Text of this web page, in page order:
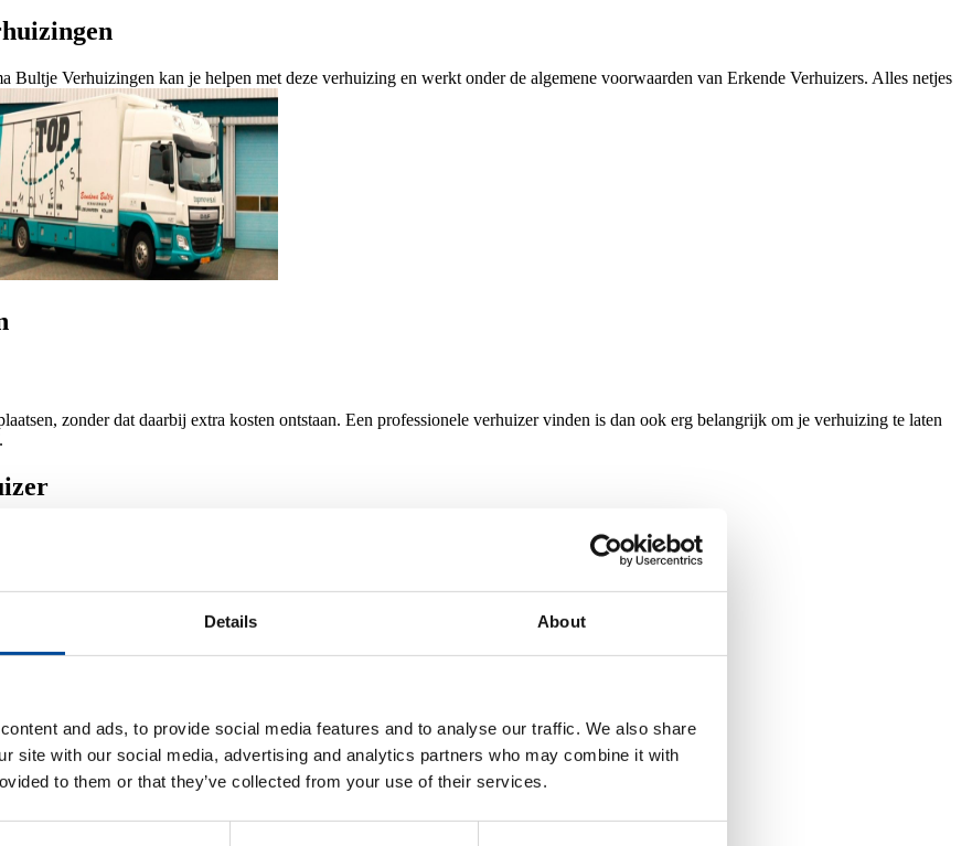
Details About
and ads, to provide social media features and to analyse our traffic. We also share
site with our social media, advertising and analytics partners who may combine it with
to them or that they’ve collected from your use of their services.
Verhuizingen kan je helpen met deze verhuizing en werkt onder de algemene voorwaarden van Erkende Verhuizers. Alles netjes
zonder dat daarbij extra kosten ontstaan. Een professionele verhuizer vinden is dan ook erg belangrijk om je verhuizing te laten
je de voordelen van een Erkende Verhuizer:
de- montage klusjes, tijdelijke opslag en handyman klusjes.
Bultje Verhuizingen